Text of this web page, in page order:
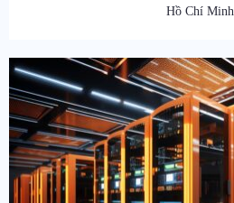
Hồ Chí Minh.